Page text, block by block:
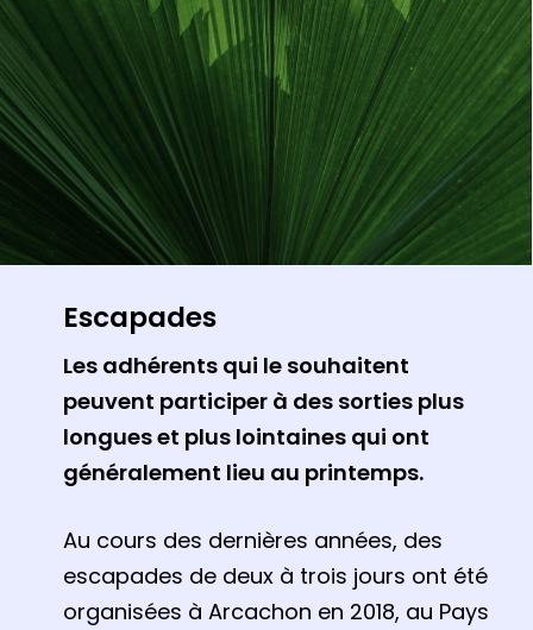
Escapades
Les adhérents qui le souhaitent
peuvent participer à des sorties plus
longues et plus lointaines qui ont
généralement lieu au printemps.
Au cours des dernières années, des
escapades de deux à trois jours ont été
organisées à Arcachon en 2018, au Pays